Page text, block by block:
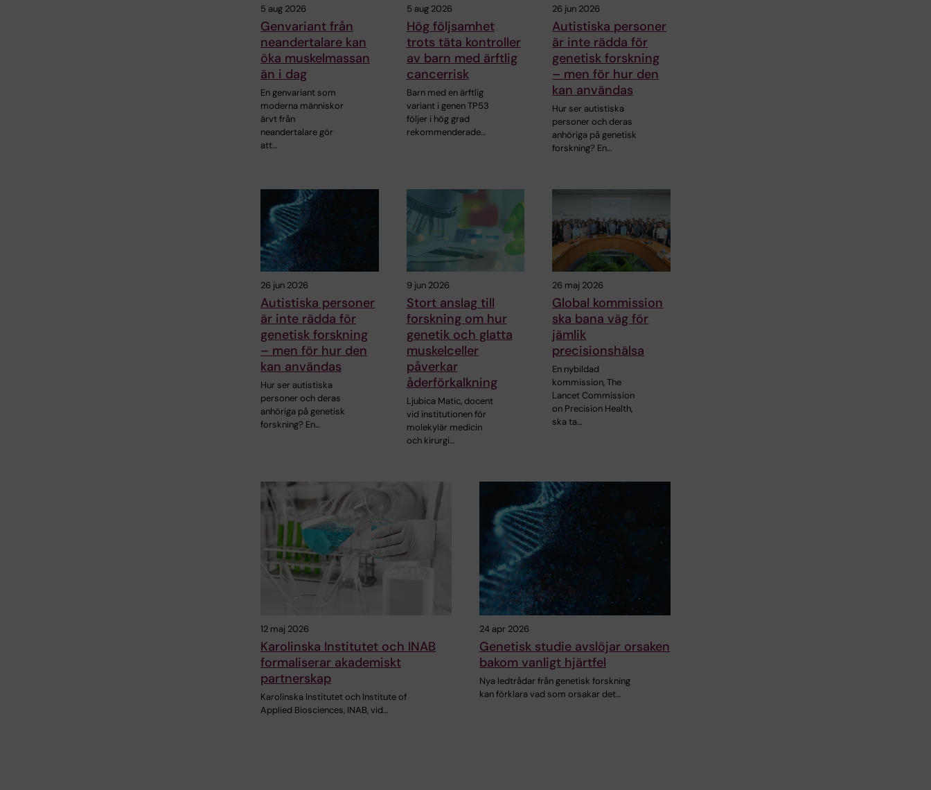
5 aug 2026
Genvariant från
neandertalare kan
öka muskelmassan
än i dag
En genvariant som
moderna människor
ärvt från
neandertalare gör
att…
5 aug 2026
Hög följsamhet
trots täta kontroller
av barn med ärftlig
cancerrisk
Barn med en ärftlig
variant i genen TP53
följer i hög grad
rekommenderade…
26 jun 2026
Autistiska personer
är inte rädda för
genetisk forskning
– men för hur den
kan användas
Hur ser autistiska
personer och deras
anhöriga på genetisk
forskning? En…
26 jun 2026
Autistiska personer
är inte rädda för
genetisk forskning
– men för hur den
kan användas
Hur ser autistiska
personer och deras
anhöriga på genetisk
forskning? En…
9 jun 2026
Stort anslag till
forskning om hur
genetik och glatta
muskelceller
påverkar
åderförkalkning
Ljubica Matic, docent
vid institutionen för
molekylär medicin
och kirurgi…
26 maj 2026
Global kommission
ska bana väg för
jämlik
precisionshälsa
En nybildad
kommission, The
Lancet Commission
on Precision Health,
ska ta…
12 maj 2026
Karolinska Institutet och INAB
formaliserar akademiskt
partnerskap
Karolinska Institutet och Institute of
Applied Biosciences, INAB, vid…
24 apr 2026
Genetisk studie avslöjar orsaken
bakom vanligt hjärtfel
Nya ledtrådar från genetisk forskning
kan förklara vad som orsakar det…